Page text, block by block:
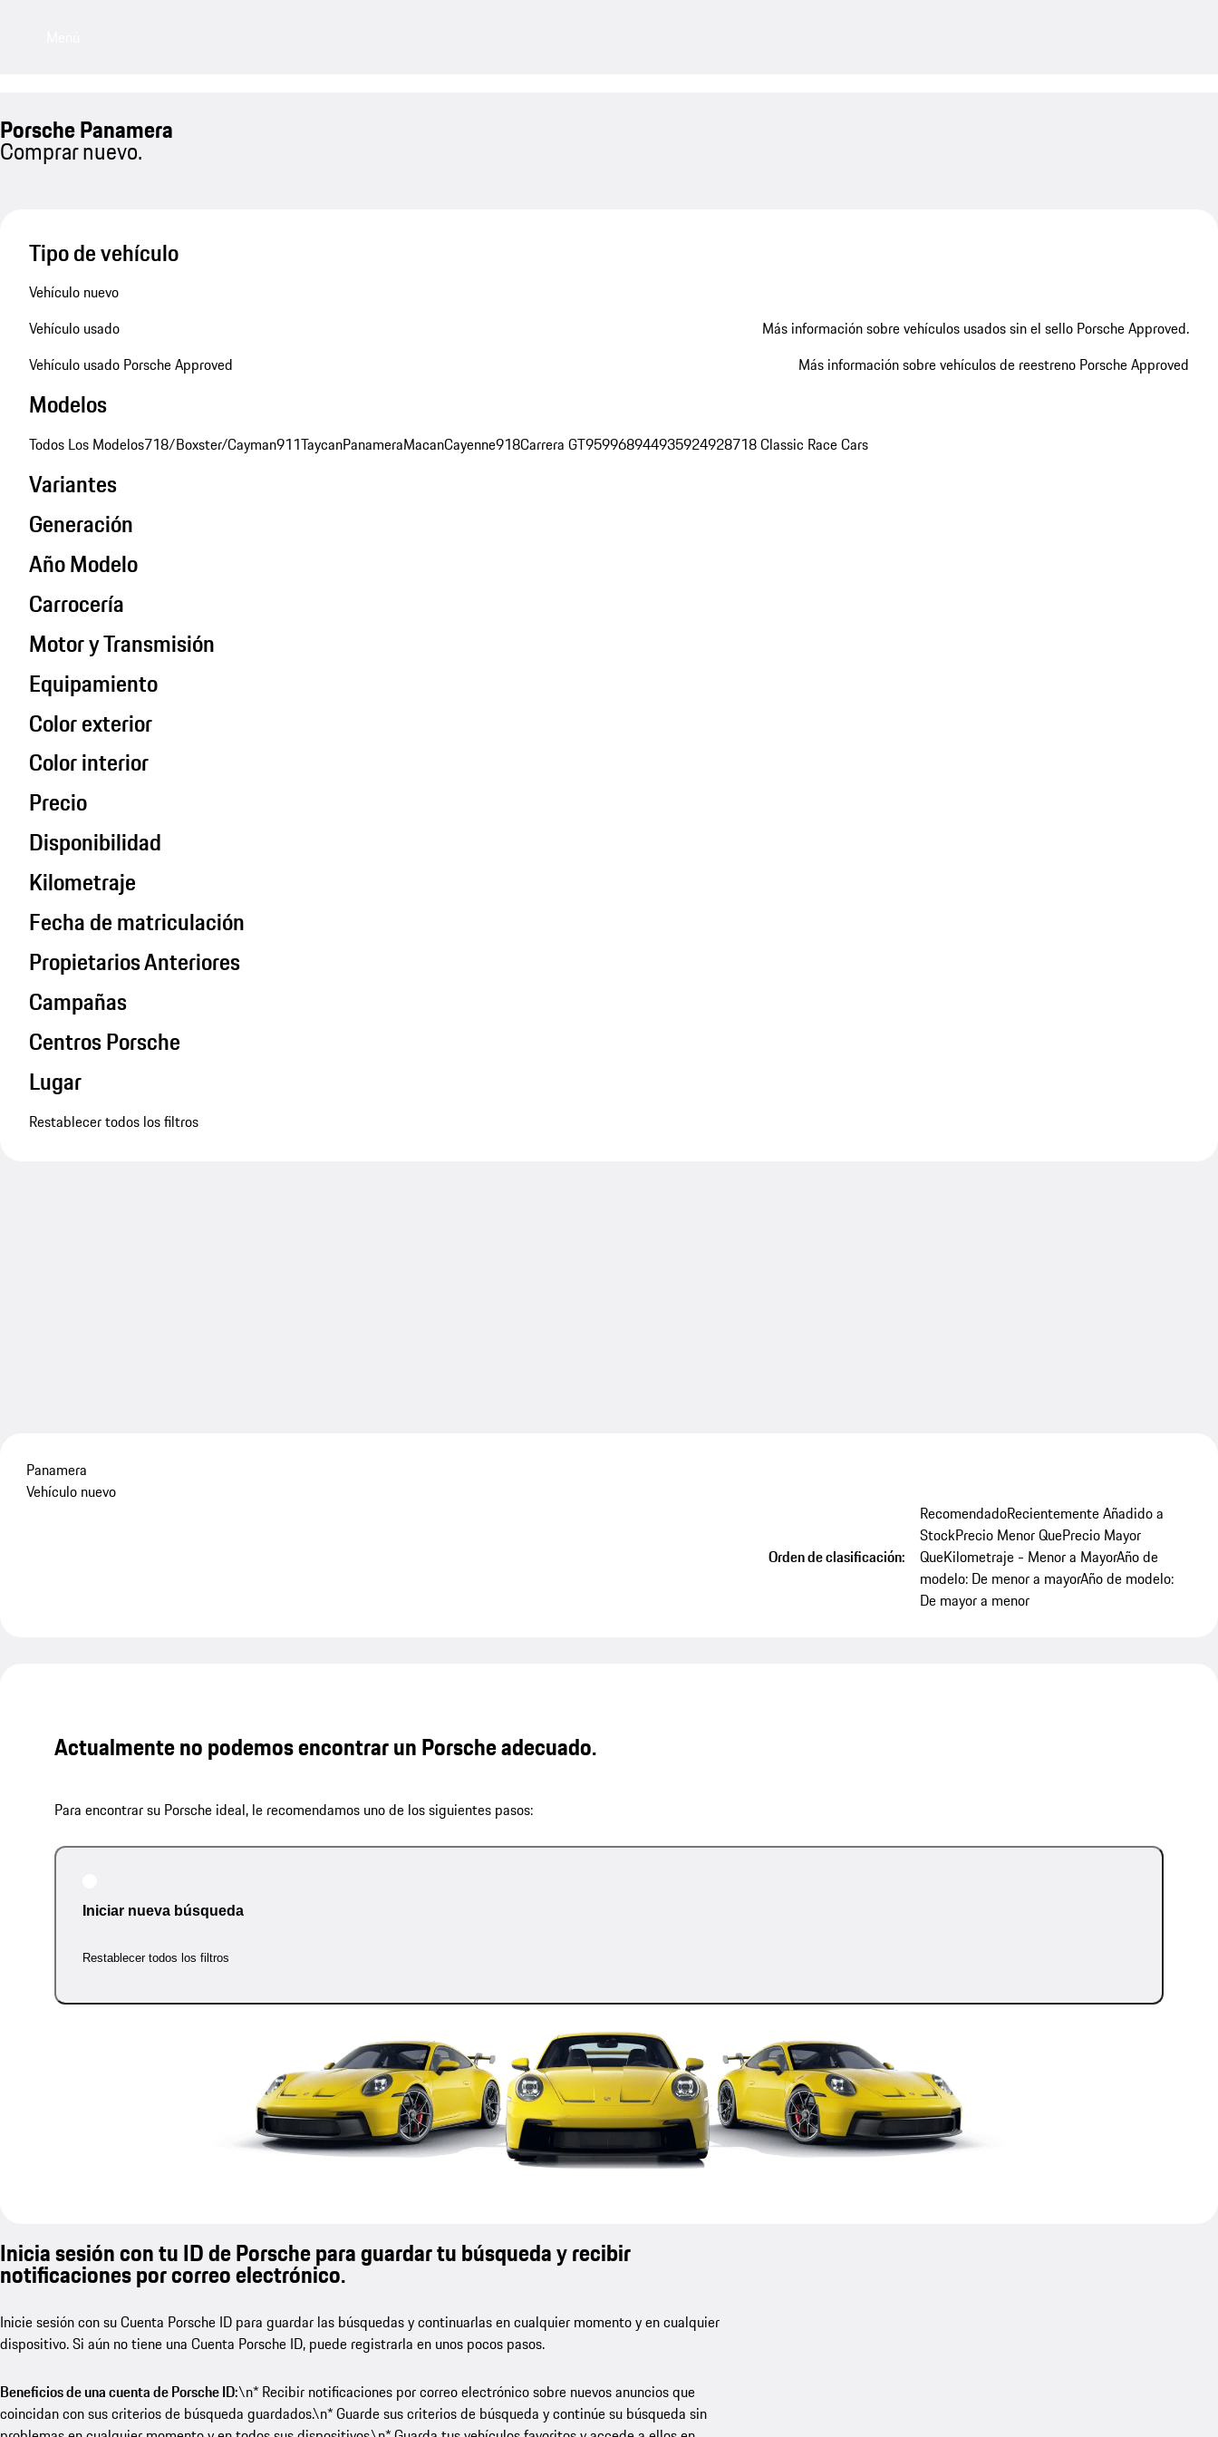
Porsche Panamera
Comprar nuevo.
Tipo de vehículo
Vehículo nuevo
Vehículo usado
Más información sobre vehículos usados sin el sello Porsche Approved.
Vehículo usado Porsche Approved
Más información sobre vehículos de reestreno Porsche Approved
Modelos
Todos Los Modelos718/Boxster/Cayman911TaycanPanameraMacanCayenne918Carrera GT959968944935924928718 Classic Race Cars
Variantes
Generación
Año Modelo
Carrocería
Motor y Transmisión
Equipamiento
Color exterior
Color interior
Precio
Disponibilidad
Kilometraje
Fecha de matriculación
Propietarios Anteriores
Campañas
Centros Porsche
Lugar
Restablecer todos los filtros
Panamera
Vehículo nuevo
Orden de clasificación:
RecomendadoRecientemente Añadido a
StockPrecio Menor QuePrecio Mayor
QueKilometraje - Menor a MayorAño de
modelo: De menor a mayorAño de modelo:
De mayor a menor
Actualmente no podemos encontrar un Porsche adecuado.
Para encontrar su Porsche ideal, le recomendamos uno de los siguientes pasos:
Iniciar nueva búsqueda
Restablecer todos los filtros
Inicia sesión con tu ID de Porsche para guardar tu búsqueda y recibir
notificaciones por correo electrónico.
Inicie sesión con su Cuenta Porsche ID para guardar las búsquedas y continuarlas en cualquier momento y en cualquier
dispositivo. Si aún no tiene una Cuenta Porsche ID, puede registrarla en unos pocos pasos.
Beneficios de una cuenta de Porsche ID:\n* Recibir notificaciones por correo electrónico sobre nuevos anuncios que
coincidan con sus criterios de búsqueda guardados.\n* Guarde sus criterios de búsqueda y continúe su búsqueda sin